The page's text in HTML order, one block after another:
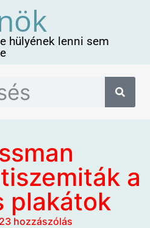
hülyének lenni sem
a
plakátok
23 hozzászólás